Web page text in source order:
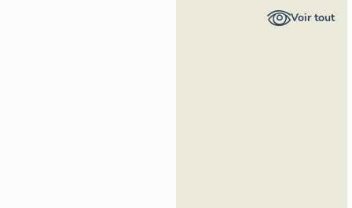
Auvergne-Voir tout